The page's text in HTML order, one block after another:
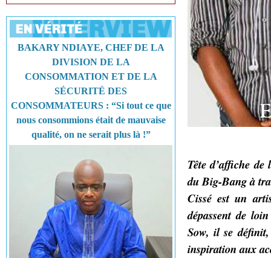
BAKARY NDIAYE, CHEF DE LA
DIVISION DE LA
CONSOMMATION ET DE LA
SÉCURITÉ DES
CONSOMMATEURS : “Si tout ce que
nous consommions était de mauvaise
qualité, on ne serait plus là !”
Tête d’affiche
du Big-Bang à
Cissé est un
dépassent de
Sow, il se
inspiration aux